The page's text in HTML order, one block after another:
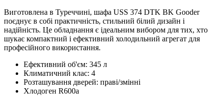
Виготовлена в Туреччині, шафа USS 374 DTK BK Gooder
поєднує в собі практичність, стильний білий дизайн і
надійність. Це обладнання є ідеальним вибором для тих, хто
шукає компактний і ефективний холодильний агрегат для
професійного використання.
Ефективний об'єм: 345 л
Климатичний клас: 4
Розташування дверей: праві/змінні
Хлодоген R600a